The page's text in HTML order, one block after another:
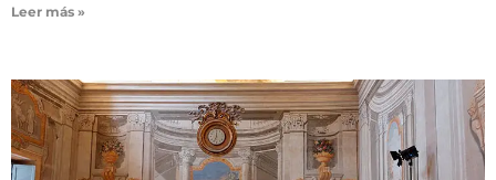
Leer más »